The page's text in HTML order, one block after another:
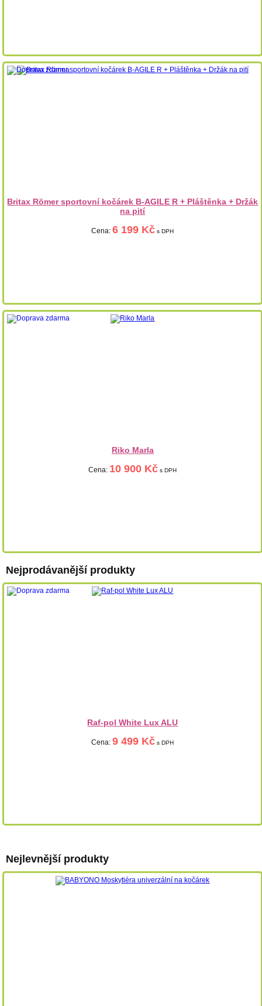
Britax Römer sportovní kočárek B-AGILE R + Pláštěnka + Držák
na pití
Cena:6 199 Kč s DPH
Riko Marla
Cena: 10 900 Kč s DPH
Nejprodávanější produkty
Raf-pol White Lux ALU
Cena:9 499 Kč s DPH
Nejlevnější produkty